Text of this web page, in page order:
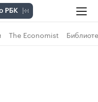
The Economist